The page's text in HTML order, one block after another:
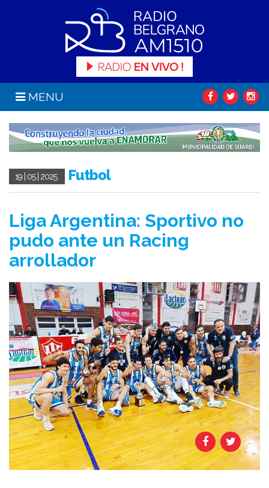
MENU
19 | 05 | 2025 Futbol
Liga Argentina: Sportivo no
pudo ante un Racing
arrollador